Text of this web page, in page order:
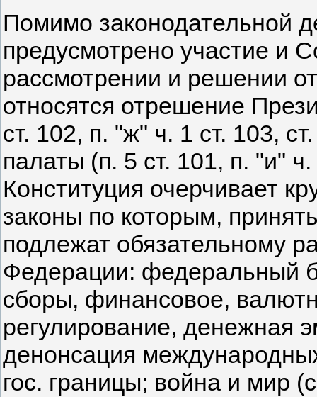
Помимо законодательной
предусмотрено участие и
рассмотрении и решении
относятся отрешение
ст. 102, п. "ж" ч. 1 ст. 103,
палаты (п. 5 ст. 101, п. "и"
Конституция очерчивает
законы по которым,
подлежат обязательному
Федерации: федеральный
сборы, финансовое,
регулирование, денежная
денонсация
гос. границы; война и мир